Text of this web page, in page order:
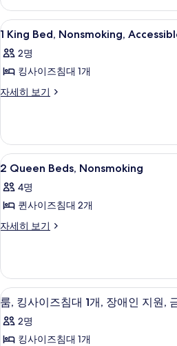
두
보
기
자
세
히
기
1
King
Bed,
Nonsmoking,
Accessible
모
두
보
기
10
1 King Bed, Nonsmoking,
2명
킹사이즈침대 1개
자세히 보기
1
Accessible
자
세
보
기
2
Queen
Beds,
Nonsmoking
사
두
보
기
10
2 Queen Beds, Nonsmoking
4명
퀸사이즈침대 2개
자세히 보기
2
자
세
히
보
기
룸,
킹
사
룸,
5
룸, 킹사이즈침대 1개, 장애인 지원,
2명
킹사이즈침대 1개